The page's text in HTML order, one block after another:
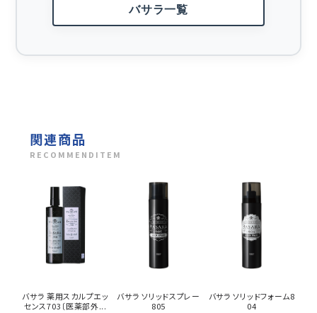
バサラ一覧
関連商品
RECOMMENDITEM
バサラ 薬用スカルプエッ
センス703〔医薬部外...
バサラ ソリッドスプレー
805
バサラ ソリッドフォーム8
04